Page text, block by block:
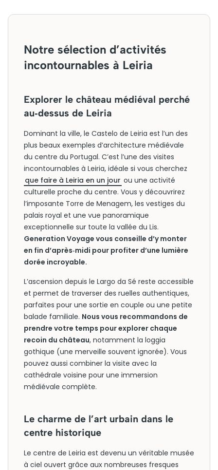
Notre sélection d’activités
incontournables à Leiria
Explorer le château médiéval perché
au‑dessus de Leiria
Dominant la ville, le Castelo de Leiria est l’un des
plus beaux exemples d’architecture médiévale
du centre du Portugal. C’est l’une des visites
incontournables à Leiria, idéale si vous cherchez
que faire à Leiria en un jour ou une activité
culturelle proche du centre. Vous y découvrirez
l’imposante Torre de Menagem, les vestiges du
palais royal et une vue panoramique
exceptionnelle sur toute la vallée du Lis.
Generation Voyage vous conseille d’y monter
en fin d’après‑midi pour profiter d’une lumière
dorée incroyable.
L’ascension depuis le Largo da Sé reste accessible
et permet de traverser des ruelles authentiques,
parfaites pour une sortie en couple ou une petite
balade familiale. Nous vous recommandons de
prendre votre temps pour explorer chaque
recoin du château, notamment la loggia
gothique (une merveille souvent ignorée). Vous
pouvez aussi combiner la visite avec la
cathédrale voisine pour une immersion
médiévale complète.
Le charme de l’art urbain dans le
centre historique
Le centre de Leiria est devenu un véritable musée
à ciel ouvert grâce aux nombreuses fresques